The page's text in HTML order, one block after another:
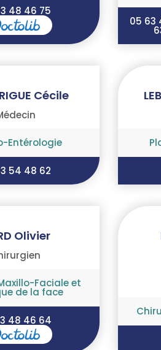
48 46 75
05 63
Cécile
Entérologie
54 48 62
Olivier
Faciale et
de la face
48 46 64